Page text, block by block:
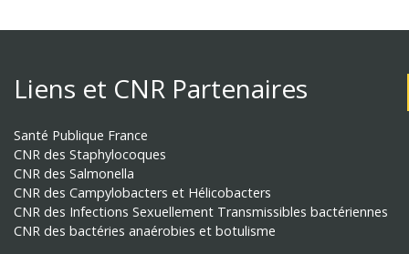
Liens et CNR Partenaires
Santé Publique France
CNR des Staphylocoques
CNR des Salmonella
CNR des Campylobacters et Hélicobacters
CNR des Infections Sexuellement Transmissibles bactériennes
CNR des bactéries anaérobies et botulisme